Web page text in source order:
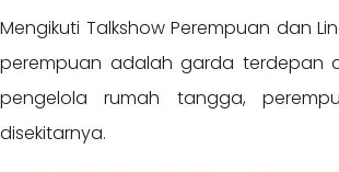
Mengikuti Talkshow Perempuan dan
perempuan adalah garda terdepan
pengelola rumah tangga,
disekitarnya.